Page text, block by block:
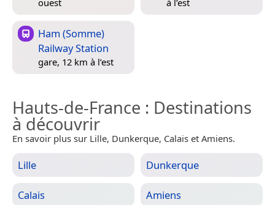
ouest
à l’est
Ham (Somme)
Railway Station
gare, 12 km à l’est
Hauts-de-France : Destinations
à découvrir
En savoir plus sur Lille, Dunkerque, Calais et Amiens.
Lille Dunkerque
Calais Amiens